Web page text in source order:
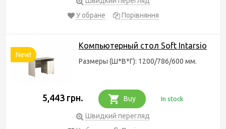
У обране
Порівняння
New!
Компьютерный стол Soft Intarsio
Размеры (Ш*В*Г): 1200/786/600 мм.
5,443 грн. Buy In stock
Швидкий перегляд